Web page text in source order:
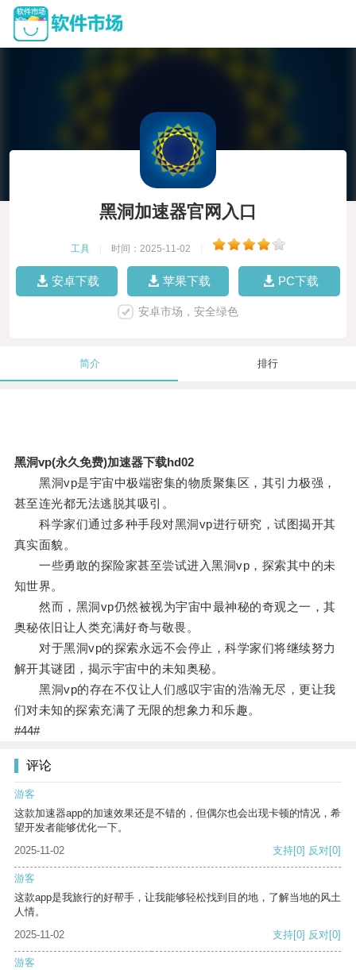
黑洞加速器官网入口
工具 时间：2025-11-02
安卓下载 苹果下载 PC下载
安卓市场，安全绿色
简介 排行
黑洞vp(永久免费)加速器下载hd02
黑洞vp是宇宙中极端密集的物质聚集区，其引力极强，
甚至连光都无法逃脱其吸引。
科学家们通过多种手段对黑洞vp进行研究，试图揭开其
真实面貌。
一些勇敢的探险家甚至尝试进入黑洞vp，探索其中的未
知世界。
然而，黑洞vp仍然被视为宇宙中最神秘的奇观之一，其
奥秘依旧让人类充满好奇与敬畏。
对于黑洞vp的探索永远不会停止，科学家们将继续努力
解开其谜团，揭示宇宙中的未知奥秘。
黑洞vp的存在不仅让人们感叹宇宙的浩瀚无尽，更让我
们对未知的探索充满了无限的想象力和乐趣。
#44#
评论
游客
这款加速器app的加速效果还是不错的，但偶尔也会出现卡顿的情况，希
望开发者能够优化一下。
2025-11-02
支持[0] 反对[0]
游客
这款app是我旅行的好帮手，让我能够轻松找到目的地，了解当地的风土
人情。
2025-11-02
支持[0] 反对[0]
游客